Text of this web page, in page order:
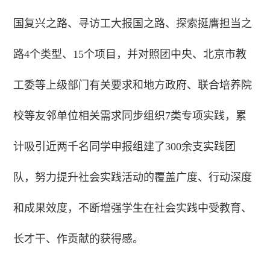
国复兴之路、寻访工大报国之路、探索挺膺担当之
路4个类型、15个项目，并对照团中央、北京市教
工委等上级部门有关要求和地方政府、联合培养院
校等友邻单位相关需求同步组织7类专项实践，累
计吸引近两千名同学申报组建了300余支实践团
队，努力提升社会实践活动的覆盖广度、行动深度
和成果效度，不断增强学生在社会实践中受教育、
长才干、作贡献的获得感。